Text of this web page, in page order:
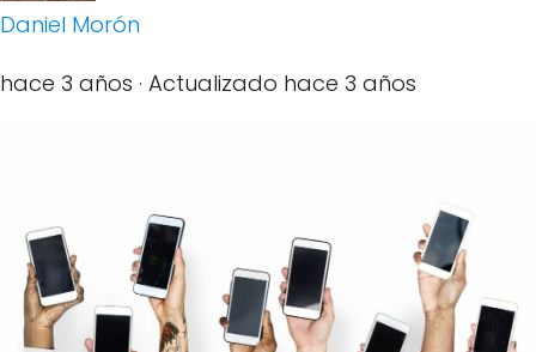
Daniel Morón
hace 3 años · Actualizado hace 3 años